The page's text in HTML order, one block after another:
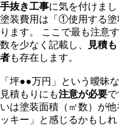
手抜き工事に気を付けま
塗装費用は「①使用する
ります。 ここで最も注意
数を少なく記載し、
見積
者も存在します。
「坪●●万円」という曖昧
見積もりにも注意が必要
いは塗装面積（㎡数）が
ッキー」と感じるかもし